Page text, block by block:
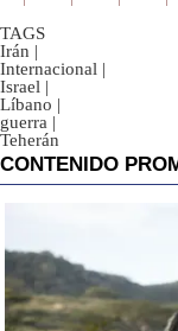
TAGS
Irán |
Internacional |
Israel |
Líbano |
guerra |
Teherán